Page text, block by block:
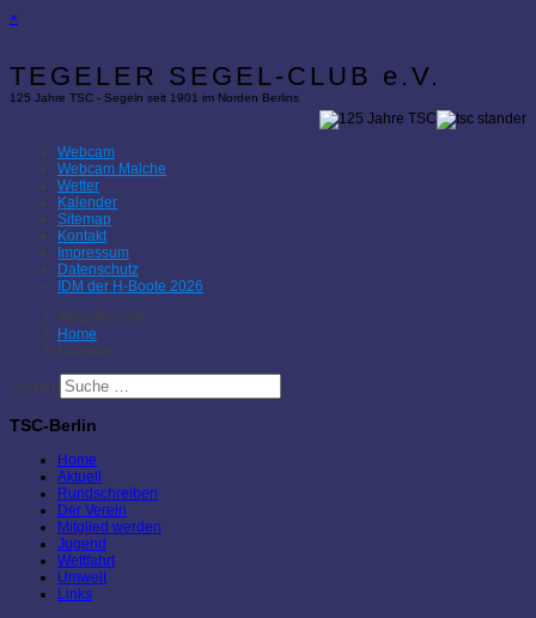
×
TEGELER SEGEL-CLUB e.V.
125 Jahre TSC - Segeln seit 1901 im Norden Berlins
Webcam
Webcam Malche
Wetter
Kalender
Sitemap
Kontakt
Impressum
Datenschutz
IDM der H-Boote 2026
Aktuelle Seite:
Home
Kalender
Suchen
TSC-Berlin
Home
Aktuell
Rundschreiben
Der Verein
Mitglied werden
Jugend
Wettfahrt
Umwelt
Links